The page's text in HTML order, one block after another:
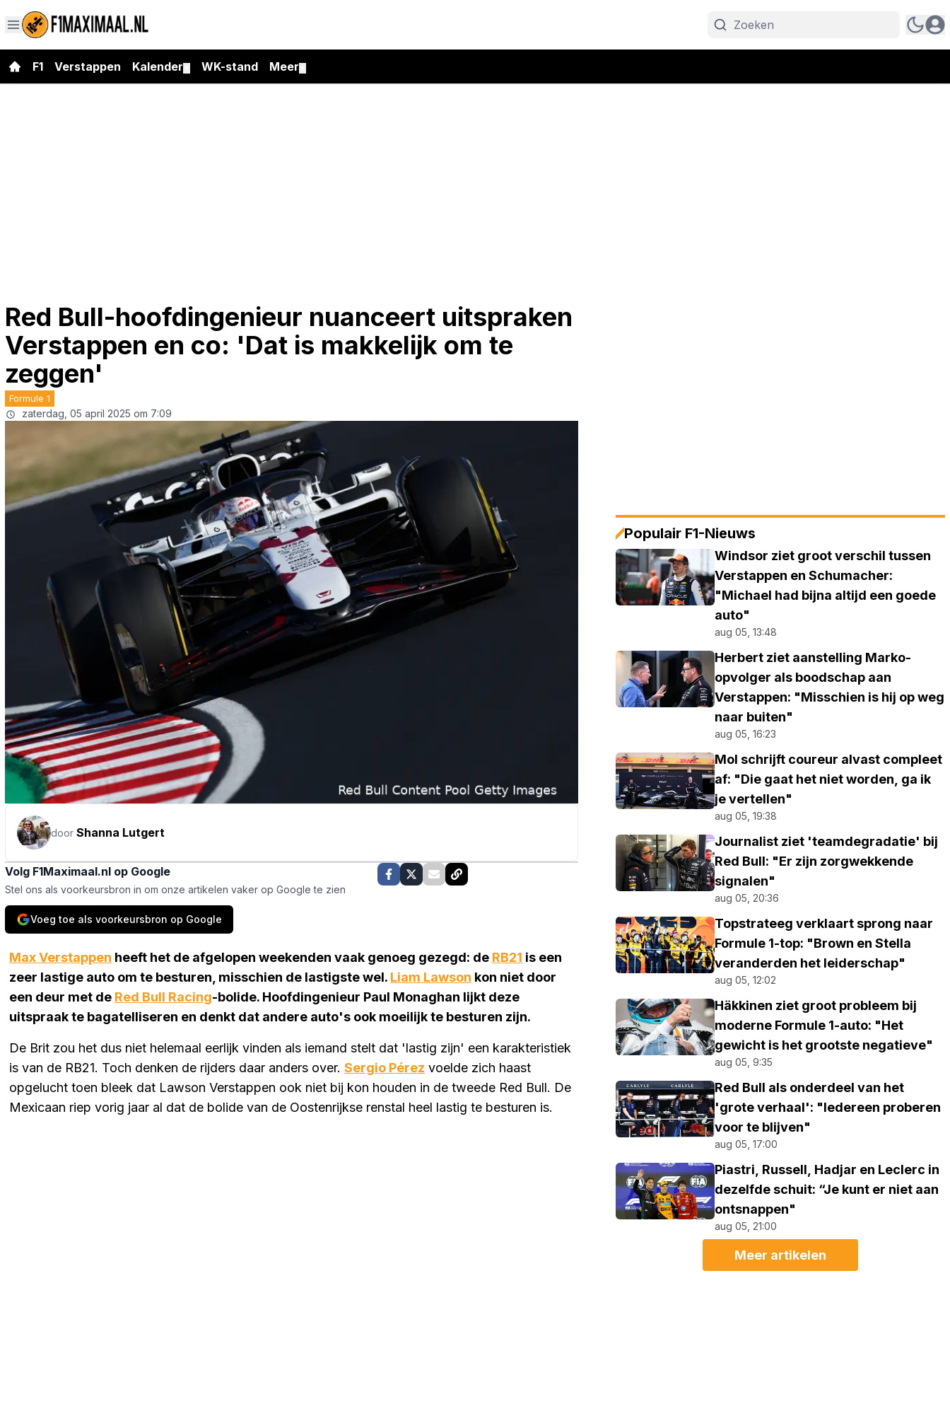
F1 Verstappen Kalender WK-stand Meer
Red Bull-hoofdingenieur nuanceert uitspraken
Verstappen en co: 'Dat is makkelijk om te
zeggen'
Formule 1
zaterdag, 05 april 2025 om 7:09
door Shanna Lutgert
Volg F1Maximaal.nl op Google
Stel ons als voorkeursbron in om onze artikelen vaker op Google te zien
Voeg toe als voorkeursbron op Google
Max Verstappen heeft het de afgelopen weekenden vaak genoeg gezegd: de RB21 is een
zeer lastige auto om te besturen, misschien de lastigste wel. Liam Lawson kon niet door
een deur met de Red Bull Racing-bolide. Hoofdingenieur Paul Monaghan lijkt deze
uitspraak te bagatelliseren en denkt dat andere auto's ook moeilijk te besturen zijn.
De Brit zou het dus niet helemaal eerlijk vinden als iemand stelt dat 'lastig zijn' een karakteristiek
is van de RB21. Toch denken de rijders daar anders over. Sergio Pérez voelde zich haast
opgelucht toen bleek dat Lawson Verstappen ook niet bij kon houden in de tweede Red Bull. De
Mexicaan riep vorig jaar al dat de bolide van de Oostenrijkse renstal heel lastig te besturen is.
Populair F1-Nieuws
Windsor ziet groot verschil tussen
Verstappen en Schumacher:
"Michael had bijna altijd een goede
auto"
aug 05, 13:48
Herbert ziet aanstelling Marko-
opvolger als boodschap aan
Verstappen: "Misschien is hij op weg
naar buiten"
aug 05, 16:23
Mol schrijft coureur alvast compleet
af: "Die gaat het niet worden, ga ik
je vertellen"
aug 05, 19:38
Journalist ziet 'teamdegradatie' bij
Red Bull: "Er zijn zorgwekkende
signalen"
aug 05, 20:36
Topstrateeg verklaart sprong naar
Formule 1-top: "Brown en Stella
veranderden het leiderschap"
aug 05, 12:02
Häkkinen ziet groot probleem bij
moderne Formule 1-auto: "Het
gewicht is het grootste negatieve"
aug 05, 9:35
Red Bull als onderdeel van het
'grote verhaal': "Iedereen proberen
voor te blijven"
aug 05, 17:00
Piastri, Russell, Hadjar en Leclerc in
dezelfde schuit: “Je kunt er niet aan
ontsnappen"
aug 05, 21:00
Meer artikelen